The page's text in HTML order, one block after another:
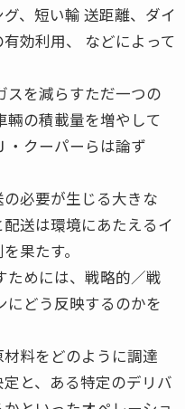
、短い輸 送距離、ダイ
効利用、 などによって
スを減らすただ一つの
輛の積載量を増やして
・クーパーらは論ず
必要が生じる大きな
送は環境にあたえるイ
果たす。
ためには、戦略的／戦
にどう反映するのかを
料をどのように調達
と、ある特定のデリバ